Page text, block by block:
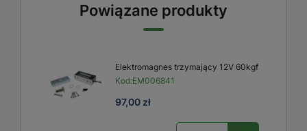
Powiązane produkty
Elektromagnes trzymający 12V 60kgf
Kod:EM006841
97,00 zł